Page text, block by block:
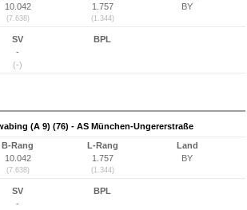
10.042
(7.638)
1.757
(1.344)
BY
SV
-
(-)
BPL
(A 9) (76) - AS München-Ungererstraße
B-Rang
10.042
(7.638)
L-Rang
1.757
(1.344)
Land
BY
SV
-
BPL